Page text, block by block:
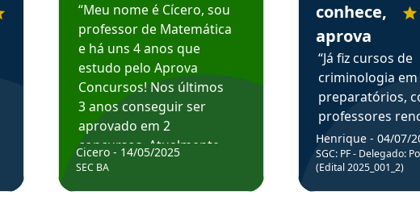
“Meu nome é Cícero, sou
professor de Matemática
e há uns 4 anos que
estudo pelo Aprova
Concursos! Nos últimos
3 anos conseguir ser
aprovado em 2
concursos. Atualmente,
estou atuando como
Cicero - 14/05/2025
SEC BA
conhece,
aprova
“Já fiz cursos de
criminologia em
preparatórios,
professores
fiz curso em pós
graduação.
Professor do
sem dúvida, o
Henrique - 04/07/
SGC: PF - Delegado:
(Edital 2025_001_2)